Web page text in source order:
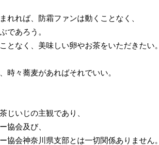
れれば、防霜ファンは動くことなく、
であろう。
となく、美味しい卵やお茶をいただきたい。
時々蕎麦があればそれでいい。
じいじの主観であり、
協会及び、
協会神奈川県支部とは一切関係ありません。